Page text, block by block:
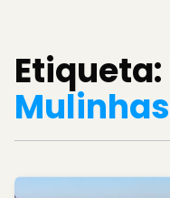
Etiqueta:
Mulinhas